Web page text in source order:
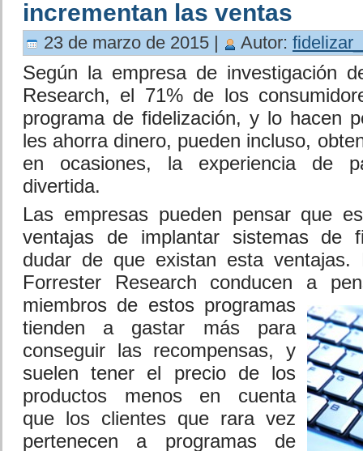
incrementan las ventas
23 de marzo de 2015 | Autor:
Según la empresa de investigación
Research, el 71% de los
programa de fidelización, y lo hacen
les ahorra dinero, pueden incluso,
en ocasiones, la experiencia de
divertida.
Las empresas pueden pensar que
ventajas de implantar sistemas de
dudar de que existan esta ventajas.
Forrester Research conducen a
miembros de estos programas
tienden a gastar más para
conseguir las recompensas, y
suelen tener el precio de los
productos menos en cuenta
que los clientes que rara vez
pertenecen a programas de